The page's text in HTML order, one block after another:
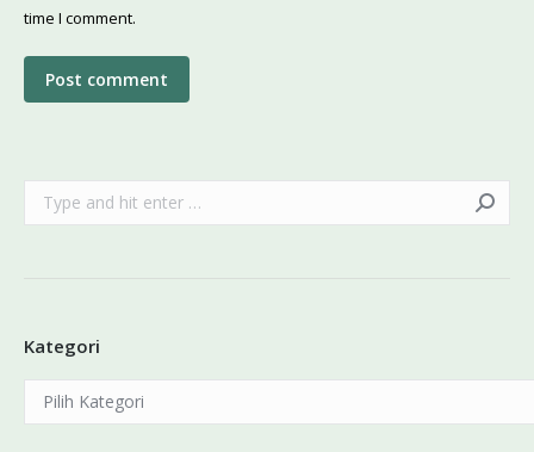
time I comment.
Post comment
Search:
Kategori
Kategori